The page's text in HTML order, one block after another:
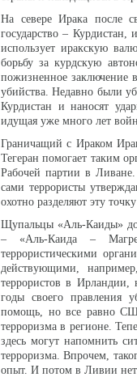
На севере Ирака после
государство –
использует иракскую
борьбу за курдскую
пожизненное заключение
убийства. Недавно были
Курдистан и наносят
идущая уже много лет
Граничащий с Ираком
Тегеран помогает таким
Рабочей партии в
сами террористы
охотно разделяют эту
Щупальцы «Аль-Каиды»
– «Аль-Каида –
террористическими
действующими,
террористов в Ирландии,
годы своего правления
помощь, но все равно
терроризма в регионе.
здесь могут напомнить
терроризма. Впрочем,
опыт. И потом в Ливии нет